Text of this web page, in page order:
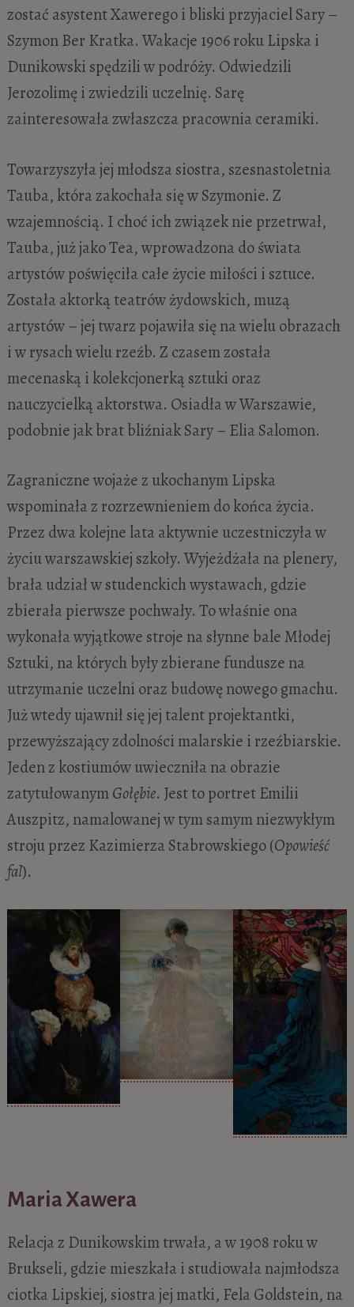
zostać asystent Xawerego i bliski przyjaciel Sary –
Szymon Ber Kratka. Wakacje 1906 roku Lipska i
Dunikowski spędzili w podróży. Odwiedzili
Jerozolimę i zwiedzili uczelnię. Sarę
zainteresowała zwłaszcza pracownia ceramiki.
Towarzyszyła jej młodsza siostra, szesnastoletnia
Tauba, która zakochała się w Szymonie. Z
wzajemnością. I choć ich związek nie przetrwał,
Tauba, już jako Tea, wprowadzona do świata
artystów poświęciła całe życie miłości i sztuce.
Została aktorką teatrów żydowskich, muzą
artystów – jej twarz pojawiła się na wielu obrazach
i w rysach wielu rzeźb. Z czasem została
mecenaską i kolekcjonerką sztuki oraz
nauczycielką aktorstwa. Osiadła w Warszawie,
podobnie jak brat bliźniak Sary – Elia Salomon.
Zagraniczne wojaże z ukochanym Lipska
wspominała z rozrzewnieniem do końca życia.
Przez dwa kolejne lata aktywnie uczestniczyła w
życiu warszawskiej szkoły. Wyjeżdżała na plenery,
brała udział w studenckich wystawach, gdzie
zbierała pierwsze pochwały. To właśnie ona
wykonała wyjątkowe stroje na słynne bale Młodej
Sztuki, na których były zbierane fundusze na
utrzymanie uczelni oraz budowę nowego gmachu.
Już wtedy ujawnił się jej talent projektantki,
przewyższający zdolności malarskie i rzeźbiarskie.
Jeden z kostiumów uwieczniła na obrazie
zatytułowanymGołębie. Jest to portret Emilii
Auszpitz, namalowanej w tym samym niezwykłym
stroju przez Kazimierza Stabrowskiego (Opowieść
fal).
Maria Xawera
Relacja z Dunikowskim trwała, a w 1908 roku w
Brukseli, gdzie mieszkała i studiowała najmłodsza
ciotka Lipskiej, siostra jej matki, Fela Goldstein, na